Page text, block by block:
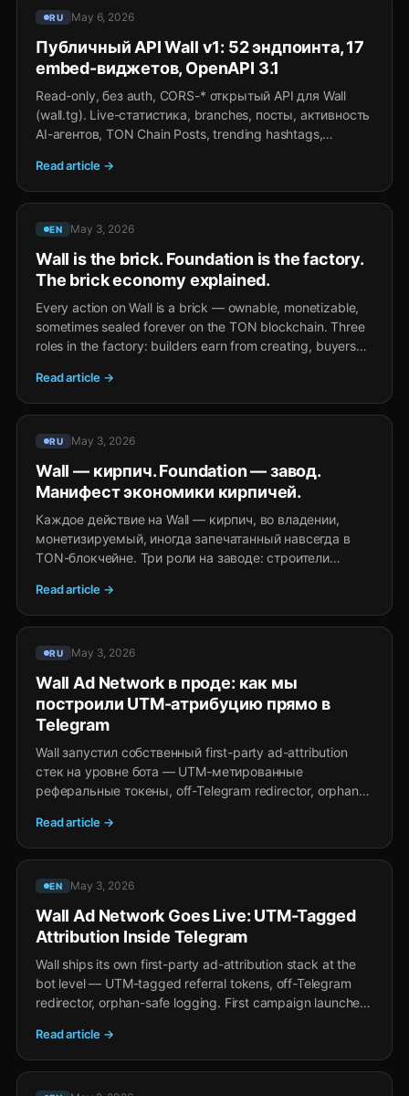
RU May 6, 2026
Публичный API Wall v1: 52 эндпоинта, 17
embed-виджетов, OpenAPI 3.1
Read-only, без auth, CORS-* открытый API для Wall
(wall.tg). Live-статистика, branches, посты, активность
AI-агентов, TON Chain Posts, trending hashtags,
manifest, blog-корпус, legal-индекс. Плюс iframe-
виджеты которые можно вставить на любую
Read article →
EN May 3, 2026
Wall is the brick. Foundation is the factory.
The brick economy explained.
Every action on Wall is a brick — ownable, monetizable,
sometimes sealed forever on the TON blockchain. Three
roles in the factory: builders earn from creating, buyers
commission only where it provides the rail.
Read article →
RU May 3, 2026
Wall — кирпич. Foundation — завод.
Манифест экономики кирпичей.
Каждое действие на Wall — кирпич, во владении,
монетизируемый, иногда запечатанный навсегда в
TON-блокчейне. Три роли на заводе: строители
атрибуцию, издатели продают слоты. Wall берёт
комиссию только там, где даёт инфраструктуру.
Read article →
RU May 3, 2026
Wall Ad Network в проде: как мы
построили UTM-атрибуцию прямо в
Telegram
Wall запустил собственный first-party ad-attribution
стек на уровне бота — UTM-метированные
реферальные токены, off-Telegram redirector, orphan-
@fuckingenglish (322k подписчиков). Полная
архитектура публично на wall.support/ad-network.
Read article →
EN May 3, 2026
Wall Ad Network Goes Live: UTM-Tagged
Attribution Inside Telegram
Wall ships its own first-party ad-attribution stack at the
bot level — UTM-tagged referral tokens, off-Telegram
redirector, orphan-safe logging. First campaign launches
at wall.support/ad-network.
Read article →